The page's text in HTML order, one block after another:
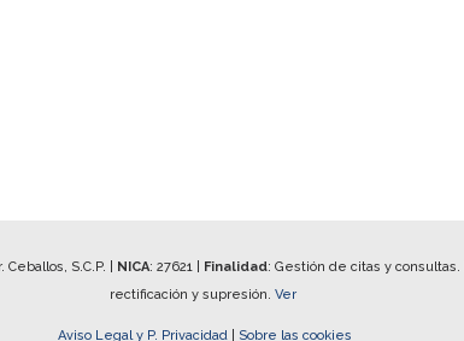
Ceballos, S.C.P. | NICA: 27621| Finalidad: Gestión de citas y consultas. |
rectificación y supresión. Ver
Aviso Legal y P. Privacidad Sobre las cookies